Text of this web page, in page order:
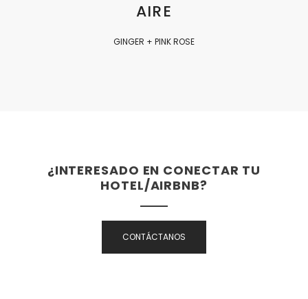
AIRE
GINGER + PINK ROSE
¿INTERESADO EN CONECTAR TU
HOTEL/AIRBNB?
CONTÁCTANOS